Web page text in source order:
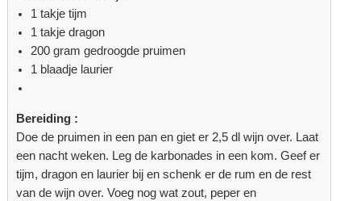
1 takje tijm
1 takje dragon
200 gram gedroogde pruimen
1 blaadje laurier
Bereiding :
Doe de pruimen in een pan en giet er 2,5 dl wijn over. Laat
een nacht weken. Leg de karbonades in een kom. Geef er
tijm, dragon en laurier bij en schenk er de rum en de rest
van de wijn over. Voeg nog wat zout, peper en